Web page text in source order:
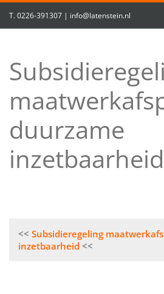
T.0226-391307 | info@latenstein.nl
duurzame
inzetbaarheid
Bericht
navigatie
Subsidieregeling
inzetbaarheid